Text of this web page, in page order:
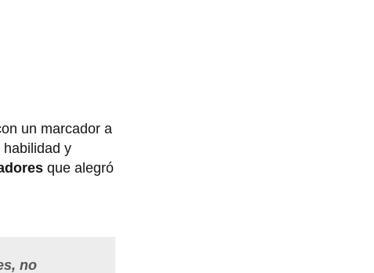
un marcador a
habilidad y
que alegró
no